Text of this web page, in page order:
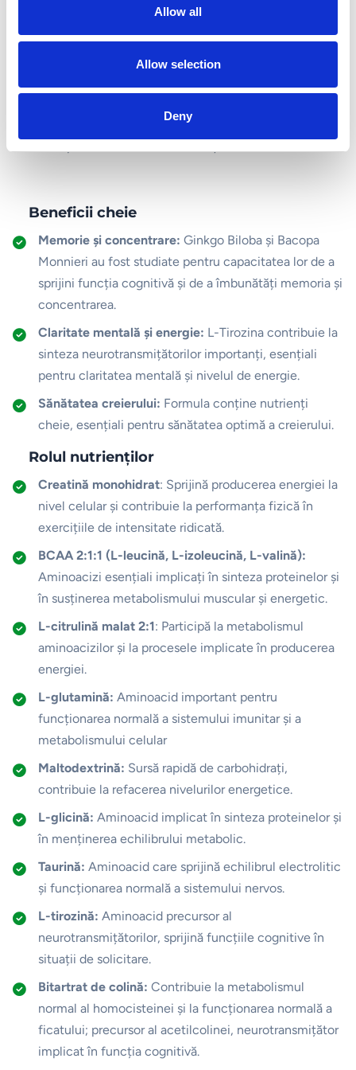
Allow all
Allow selection
Deny
Acțiune sinergică:Formula unică Brain Focus combină 12
ingrediente active, special selectate pentru a acționa
sinergic și pentru a susține performanța cognitivă.
Monnieri sunt recunoscute pentru proprietățile lor de a
Beneficii cheie
Memorie și concentrare: Ginkgo Biloba și Bacopa
Monnieri au fost studiate pentru capacitatea lor de a
sprijini funcția cognitivă și de a îmbunătăți memoria și
concentrarea.
Claritate mentală și energie: L-Tirozina contribuie la
sinteza neurotransmițătorilor importanți, esențiali
pentru claritatea mentală și nivelul de energie.
Sănătatea creierului: Formula conține nutrienți
cheie, esențiali pentru sănătatea optimă a creierului.
Rolul nutrienților
Creatină monohidrat: Sprijină producerea energiei la
nivel celular și contribuie la performanța fizică în
exercițiile de intensitate ridicată.
BCAA 2:1:1 (L-leucină, L-izoleucină, L-valină):
Aminoacizi esențiali implicați în sinteza proteinelor și
în susținerea metabolismului muscular și energetic.
L-citrulină malat 2:1: Participă la metabolismul
aminoacizilor și la procesele implicate în producerea
energiei.
L-glutamină: Aminoacid important pentru
funcționarea normală a sistemului imunitar și a
metabolismului celular
Maltodextrină: Sursă rapidă de carbohidrați,
contribuie la refacerea nivelurilor energetice.
L-glicină: Aminoacid implicat în sinteza proteinelor și
în menținerea echilibrului metabolic.
Taurină: Aminoacid care sprijină echilibrul electrolitic
și funcționarea normală a sistemului nervos.
L-tirozină: Aminoacid precursor al
neurotransmițătorilor, sprijină funcțiile cognitive în
situații de solicitare.
Bitartrat de colină: Contribuie la metabolismul
normal al homocisteinei și la funcționarea normală a
ficatului; precursor al acetilcolinei, neurotransmițător
implicat în funcția cognitivă.